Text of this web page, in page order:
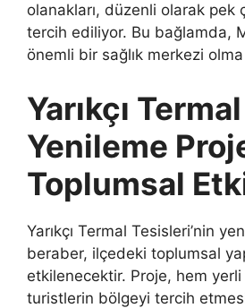
olanakları, düzenli olarak pek
tercih ediliyor. Bu bağlamda,
önemli bir sağlık merkezi
Yarıkçı Termal
Yenileme
Toplumsal
Yarıkçı Termal Tesisleri’nin
beraber, ilçedeki toplumsal
etkilenecektir. Proje, hem yerli
turistlerin bölgeyi tercih